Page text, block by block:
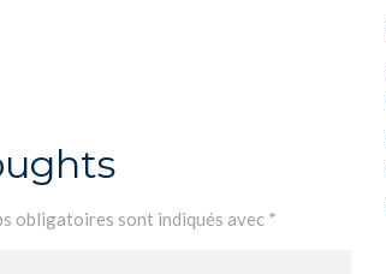
obligatoires sont indiqués avec *